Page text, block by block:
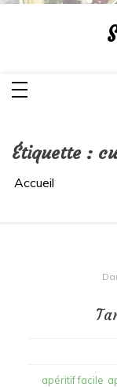
Aller
Étiquette :
Accueil
apéritif facile